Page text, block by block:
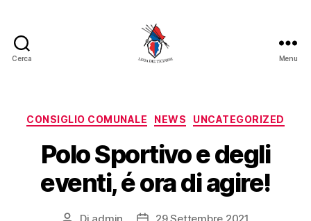
Cerca Menu
CONSIGLIO COMUNALE NEWS UNCATEGORIZED
Polo Sportivo e degli
eventi, é ora di agire!
Di admin 29 Settembre 2021